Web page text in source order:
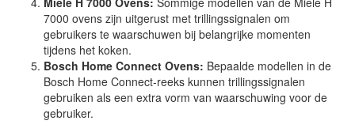
7000 ovens zijn uitgerust met trillingssignalen om
gebruikers te waarschuwen bij belangrijke momenten
tijdens het koken.
Bosch Home Connect Ovens: Bepaalde modellen in de
Bosch Home Connect-reeks kunnen trillingssignalen
gebruiken als een extra vorm van waarschuwing voor de
gebruiker.